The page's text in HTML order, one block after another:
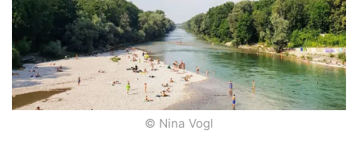
© Nina Vogl